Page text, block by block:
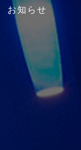
お知らせ